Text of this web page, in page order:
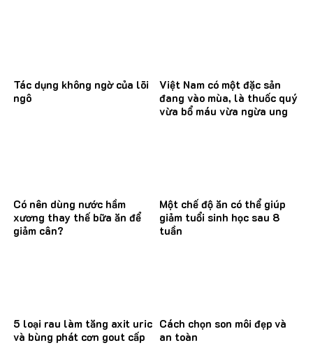
Tác dụng không ngờ của lõi
ngô
Việt Nam có một đặc sản
đang vào mùa, là thuốc quý
vừa bổ máu vừa ngừa ung
Có nên dùng nước hầm
xương thay thế bữa ăn để
giảm cân?
Một chế độ ăn có thể giúp
giảm tuổi sinh học sau 8
tuần
5 loại rau làm tăng axit uric
và bùng phát cơn gout cấp
Cách chọn son môi đẹp và
an toàn